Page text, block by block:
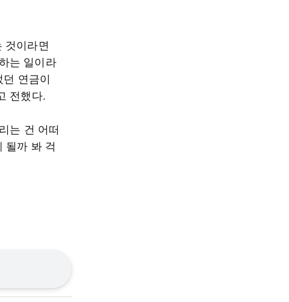
것이라면
는 일이라
연금이
전했다.
는 건 어떠
될까 봐 걱